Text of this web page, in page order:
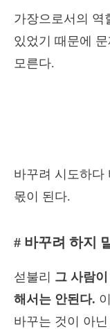
가장으로서의 역
있었기 때문에
모른다.
바꾸려 시도하다
몫이 된다.
# 바꾸려 하지
섣불리 그 사람
해서는 안된다.
바꾸는 것이 아